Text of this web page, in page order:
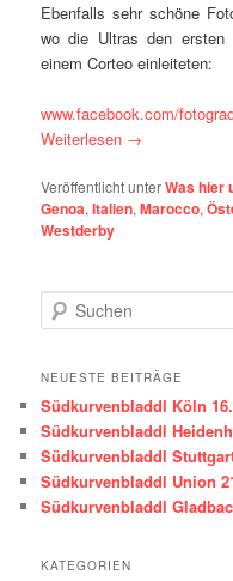
Ebenfalls sehr schöne
wo die Ultras den ersten
einem Corteo einleiteten:
www.facebook.com/
Weiterlesen →
Veröffentlicht unterWas hier
Genoa,Italien,Marocco,
Westderby
u
h
n
NEUESTE BEITRÄGE
Südkurvenbladdl Köln
Südkurvenbladdl
Südkurvenbladdl
Südkurvenbladdl Union
Südkurvenbladdl
KATEGORIEN